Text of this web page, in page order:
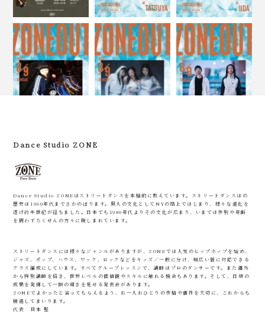
Dance Studio ZONE
Dance Studio ZONEはストリートダンスを本格的に教えています。ストリートダンスはの
歴史は1960年代までさかのぼります。黒人の文化としてNYの路上ではじまり、様々な進化を
遂げ約半世紀が経ちました。日本でも1980年代よりその文化が広まり、いまでは性別や年齢
を問わずたくせんの方々に親しまれています。
ストリートダンスには様々なジャンルがありますが、ZONEでは人気のヒップホップを始め、
ジャズ、ポップ、ハウス、ワック、ロックなどをキッズ／一般に分け、幅広い層に対応できる
クラス編成にしています。すべてグループレッスンで、講師はプロのダンサーです。また海外
から特別講師を招き、世界レベルの価値観やスキルに触れる機会もあります。そして、日頃の
成果を発揮して一瞬の輝きを見せる発表会があります。
ZONEでよかったと言ってもらえるよう、お一人おひとりの性格や個性を大切に、これからも
精進してまいります。
代表 貝本 堅